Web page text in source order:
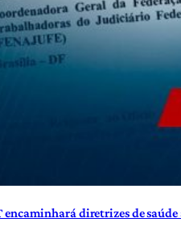
encaminhará diretrizes de